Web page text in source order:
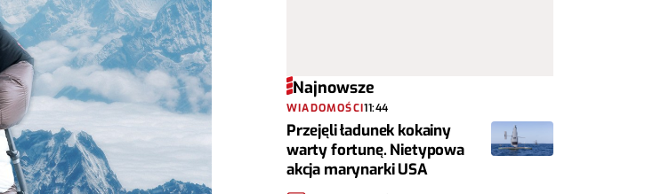
Najnowsze
WIADOMOŚCI11:44
Przejęli ładunek kokainy
warty fortunę. Nietypowa
akcja marynarki USA